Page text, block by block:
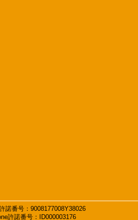
諾番号：9008177008Y38026
許諾番号：ID000003176